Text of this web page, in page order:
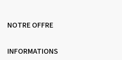
NOTRE OFFRE
INFORMATIONS